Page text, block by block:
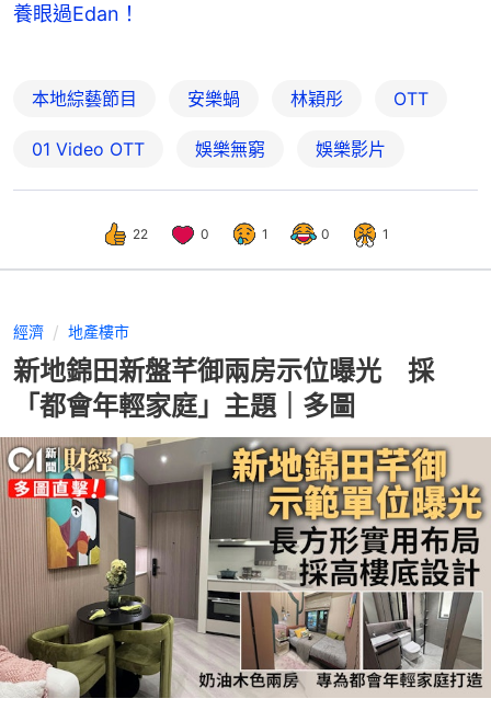
養眼過Edan！
本地綜藝節目 安樂蝸 林穎彤 OTT
01‌ ‌Video‌ ‌OTT 娛樂無窮 娛樂影片
22 0 1 0 1
經濟 地產樓市
新地錦田新盤芊御兩房示位曝光 採
「都會年輕家庭」主題｜多圖